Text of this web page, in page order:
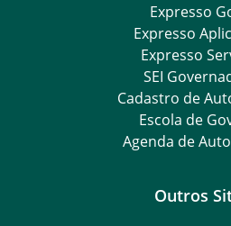
Expresso
Expresso
Expresso
SEI
Cadastro de
Escola de
Agenda de
Outros